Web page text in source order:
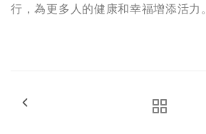
行，為更多人的健康和幸福增添活力。